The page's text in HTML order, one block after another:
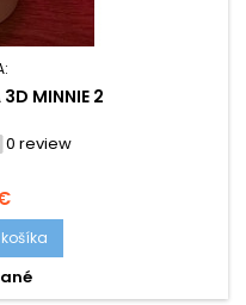
3D MINNIE 2
0 review